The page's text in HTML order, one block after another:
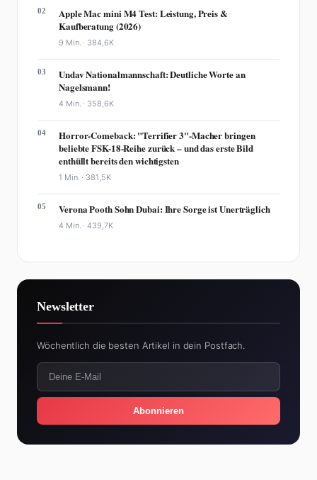
02
Apple Mac mini M4 Test: Leistung, Preis &
Kaufberatung (2026)
9 Min. · 384,6K
03
Undav Nationalmannschaft: Deutliche Worte an
Nagelsmann!
4 Min. · 358,6K
04
Horror-Comeback: "Terrifier 3"-Macher bringen
beliebte FSK-18-Reihe zurück – und das erste Bild
enthüllt bereits den wichtigsten
1 Min. · 381,5K
05 Verona Pooth Sohn Dubai: Ihre Sorge ist Unerträglich
4 Min. ·439,7K
Newsletter
Wöchentlich die besten Artikel in dein Postfach.
Abonnieren